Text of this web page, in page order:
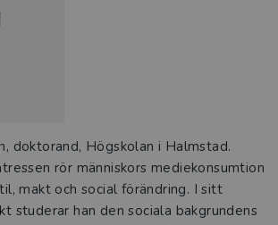
doktorand, Högskolan i Halmstad.
rör människors mediekonsumtion
makt och social förändring. I sitt
studerar han den sociala bakgrundens